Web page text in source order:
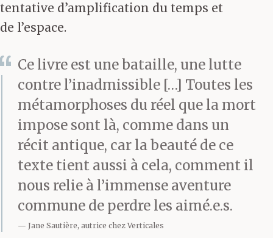
tentative d’amplification du temps et
de l’espace.
Ce livre est une bataille, une lutte
contre l’inadmissible […] Toutes les
métamorphoses du réel que la mort
impose sont là, comme dans un
récit antique, car la beauté de ce
texte tient aussi à cela, comment il
nous relie à l’immense aventure
commune de perdre les aimé.e.s.
Jane Sautière, autrice chez Verticales